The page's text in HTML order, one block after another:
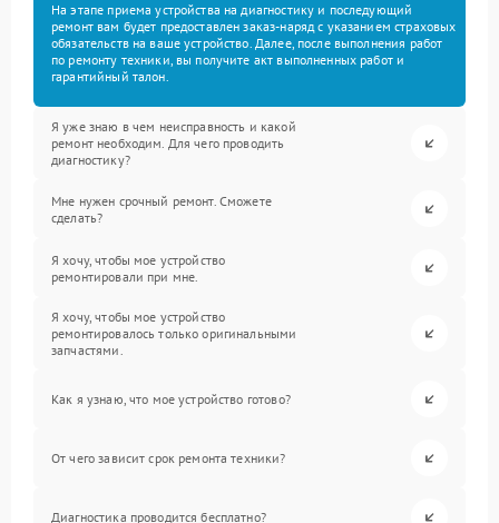
На этапе приема устройства на диагностику и последующий
ремонт вам будет предоставлен заказ-наряд с указанием страховых
обязательств на ваше устройство. Далее, после выполнения работ
по ремонту техники, вы получите акт выполненных работ и
гарантийный талон.
Я уже знаю в чем неисправность и какой
ремонт необходим. Для чего проводить
диагностику?
Мне нужен срочный ремонт. Сможете
сделать?
Я хочу, чтобы мое устройство
ремонтировали при мне.
Я хочу, чтобы мое устройство
ремонтировалось только оригинальными
запчастями.
Как я узнаю, что мое устройство готово?
От чего зависит срок ремонта техники?
Диагностика проводится бесплатно?